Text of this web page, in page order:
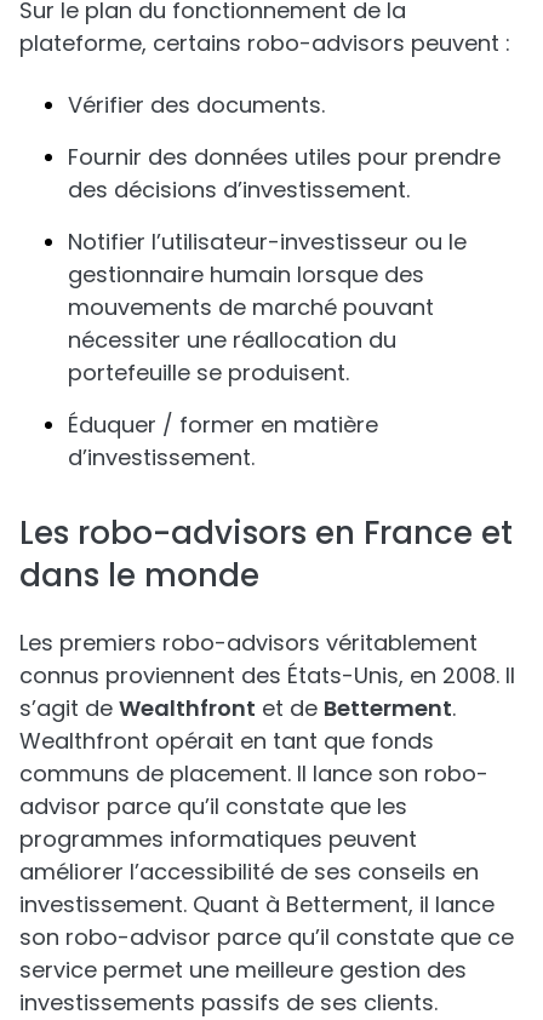
Sur le plan du fonctionnement de la
plateforme, certains robo-advisors peuvent :
Vérifier des documents.
Fournir des données utiles pour prendre
des décisions d’investissement.
Notifier l’utilisateur-investisseur ou le
gestionnaire humain lorsque des
mouvements de marché pouvant
nécessiter une réallocation du
portefeuille se produisent.
Éduquer / former en matière
d’investissement.
Les robo-advisors en France et
dans le monde
Les premiers robo-advisors véritablement
connus proviennent des États-Unis, en 2008. Il
s’agit de Wealthfront et de Betterment.
Wealthfront opérait en tant que fonds
communs de placement. Il lance son robo-
advisor parce qu’il constate que les
programmes informatiques peuvent
améliorer l’accessibilité de ses conseils en
investissement. Quant à Betterment, il lance
son robo-advisor parce qu’il constate que ce
service permet une meilleure gestion des
investissements passifs de ses clients.